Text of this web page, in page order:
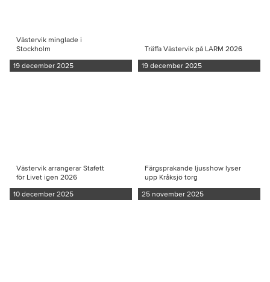
Västervik minglade i
Stockholm
19 december 2025
Träffa Västervik på LARM 2026
19 december 2025
Västervik arrangerar Stafett
för Livet igen 2026
10 december 2025
Färgsprakande ljusshow lyser
upp Kråksjö torg
25 november 2025